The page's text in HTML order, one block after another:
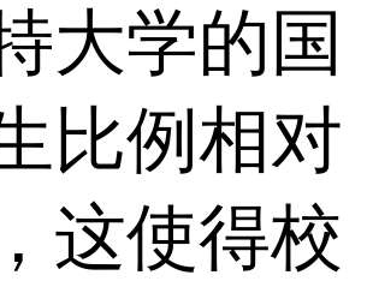
大学的国
比例相对
这使得校